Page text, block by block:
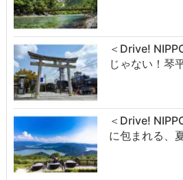
＜Drive!
じゃない！琴
＜Drive!
に包まれる、